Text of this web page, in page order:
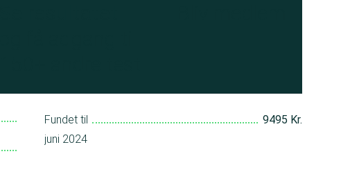
Fundet til
9495 Kr.
juni 2024